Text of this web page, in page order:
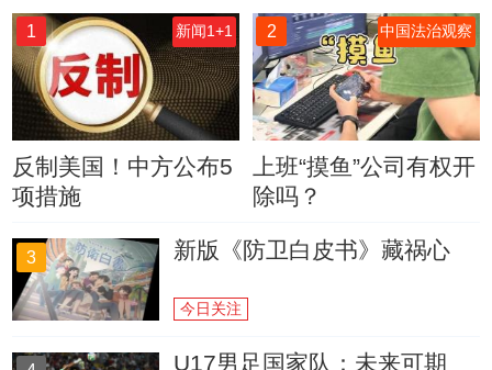
1 新闻1+1
反制美国！中方公布5
项措施
2 中国法治观察
上班“摸鱼”公司有权开
除吗？
3 新版《防卫白皮书》藏祸心
今日关注
U17男足国家队：未来可期